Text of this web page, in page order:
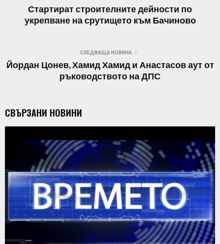
Стартират строителните дейности по
укрепване на срутището към Бачиново
СЛЕДВАЩА НОВИНА
Йордан Цонев, Хамид Хамид и Анастасов аут от
ръководството на ДПС
СВЪРЗАНИ НОВИНИ